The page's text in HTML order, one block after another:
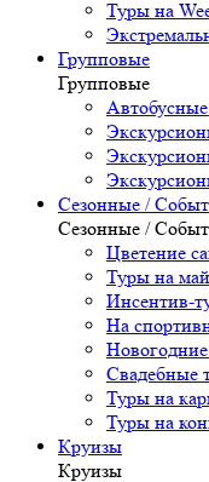
Туры на
Групповые
Групповые
Сезонные /
Сезонные /
Цветение
Туры на
Инсентив-
На
Свадебные
Туры на
Туры на
Круизы
Круизы